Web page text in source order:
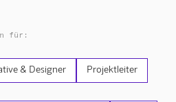
für:
& Designer Projektleiter